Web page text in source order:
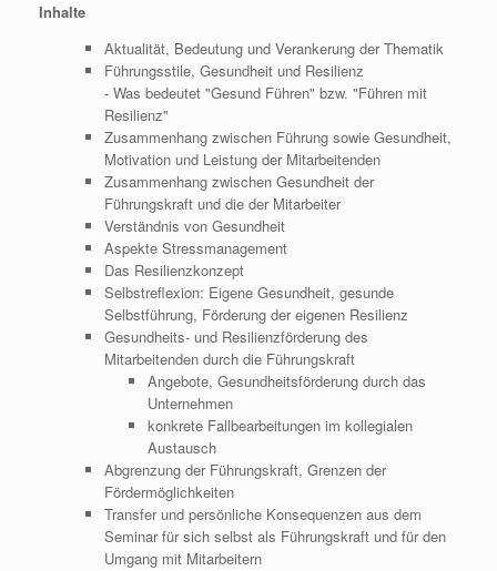
Inhalte
Aktualität, Bedeutung und Verankerung der Thematik
Führungsstile, Gesundheit und Resilienz
- Was bedeutet "Gesund Führen" bzw. "Führen mit
Resilienz"
Zusammenhang zwischen Führung sowie Gesundheit,
Motivation und Leistung der Mitarbeitenden
Zusammenhang zwischen Gesundheit der
Führungskraft und die der Mitarbeiter
Verständnis von Gesundheit
Aspekte Stressmanagement
Das Resilienzkonzept
Selbstreflexion: Eigene Gesundheit, gesunde
Selbstführung, Förderung der eigenen Resilienz
Gesundheits- und Resilienzförderung des
Mitarbeitenden durch die Führungskraft
Angebote, Gesundheitsförderung durch das
Unternehmen
konkrete Fallbearbeitungen im kollegialen
Austausch
Abgrenzung der Führungskraft, Grenzen der
Fördermöglichkeiten
Transfer und persönliche Konsequenzen aus dem
Seminar für sich selbst als Führungskraft und für den
Umgang mit Mitarbeitern